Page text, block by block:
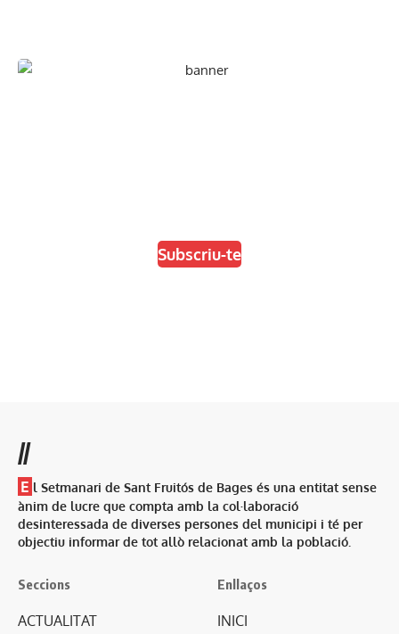
Subscriu-te
//
E l Setmanari de Sant Fruitós de Bages és una entitat sense
ànim de lucre que compta amb la col·laboració
desinteressada de diverses persones del municipi i té per
objectiu informar de tot allò relacionat amb la població.
Seccions
ACTUALITAT
Enllaços
INICI